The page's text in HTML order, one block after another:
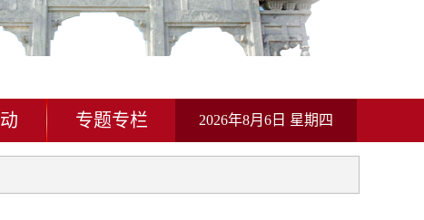
专题专栏 2026年8月6日 星期四